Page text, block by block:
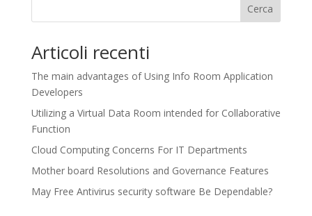
Cerca
Articoli recenti
The main advantages of Using Info Room Application
Developers
Utilizing a Virtual Data Room intended for Collaborative
Function
Cloud Computing Concerns For IT Departments
Mother board Resolutions and Governance Features
May Free Antivirus security software Be Dependable?